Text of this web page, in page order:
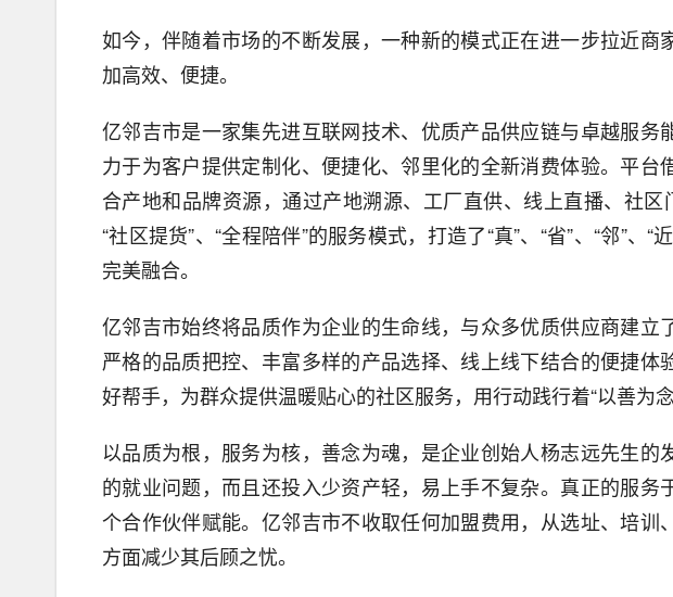
如今，伴随着市场的不断发展，一种新的模式正在进一步拉近商
加高效、便捷。
亿邻吉市是一家集先进互联网技术、优质产品供应链与卓越服务
力于为客户提供定制化、便捷化、邻里化的全新消费体验。平台
合产地和品牌资源，通过产地溯源、工厂直供、线上直播、社区
“社区提货”、“全程陪伴”的服务模式，打造了“真”、“省”、“邻”、
完美融合。
亿邻吉市始终将品质作为企业的生命线，与众多优质供应商建立
严格的品质把控、丰富多样的产品选择、线上线下结合的便捷体
好帮手，为群众提供温暖贴心的社区服务，用行动践行着“以善为念
以品质为根，服务为核，善念为魂，是企业创始人杨志远先生的
的就业问题，而且还投入少资产轻，易上手不复杂。真正的服务
个合作伙伴赋能。亿邻吉市不收取任何加盟费用，从选址、培训
方面减少其后顾之忧。